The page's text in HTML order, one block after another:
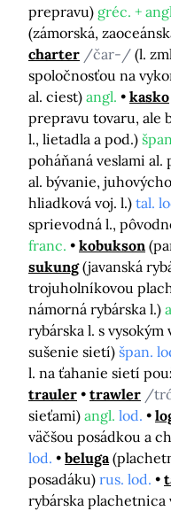
prepravu) gréc. +
(zámorská,
charter /čar-/ (l.
spoločnosťou na
al. ciest) angl. kasko
prepravu tovaru, ale
l., lietadla a pod.)
poháňaná veslami
al. bývanie,
hliadková voj. l.) tal.
sprievodná l.,
franc.
kobukson
sukung (javanská
trojuholníkovou
námorná rybárska l.)
rybárska l. s
sušenie sietí) špan.
l. na ťahanie sietí
trauler
trawler /
sieťami) angl. lod.
väčšou posádkou a
lod.
beluga
posadáku) rus. lod.
rybárska plachetnica